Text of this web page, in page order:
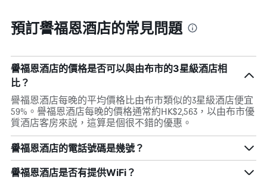
預訂譽福恩酒店的常見問題
譽福恩酒店的價格是否可以與由布市的3星級酒店相
比？
譽福恩酒店每晚的平均價格比由布市類似的3星級酒店便宜
59%。譽福恩酒店每晚的價格通常約HK$2,563，以由布市優
質酒店客房來説，這算是個很不錯的優惠。
譽福恩酒店的電話號碼是幾號？
譽福恩酒店是否有提供WiFi？